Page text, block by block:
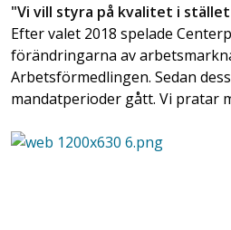
"Vi vill styra på kvalitet i
Efter valet 2018 spelade
förändringarna av
Arbetsförmedlingen. Sedan
mandatperioder gått. Vi pratar